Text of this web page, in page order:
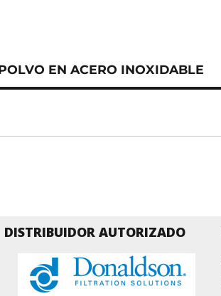
EN ACERO INOXIDABLE
DISTRIBUIDOR AUTORIZADO